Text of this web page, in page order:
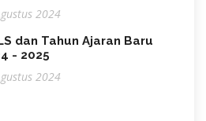
2024
dan Tahun Ajaran Baru
- 2025
2024